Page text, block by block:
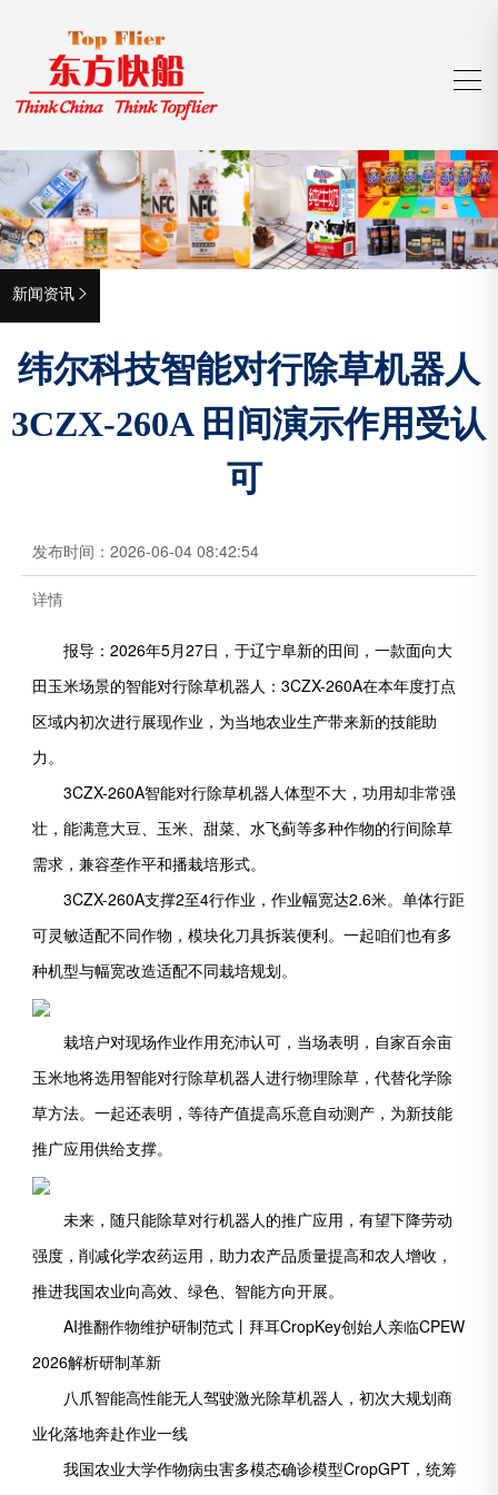
新闻资讯 
纬尔科技智能对行除草机器人
3CZX-260A 田间演示作用受认
可
发布时间： 2026-06-04 08:42:54
详情
报导：2026年5月27日，于辽宁阜新的田间，一款面向大
田玉米场景的智能对行除草机器人：3CZX-260A在本年度打点
区域内初次进行展现作业，为当地农业生产带来新的技能助
力。
3CZX-260A智能对行除草机器人体型不大，功用却非常强
壮，能满意大豆、玉米、甜菜、水飞蓟等多种作物的行间除草
需求，兼容垄作平和播栽培形式。
3CZX-260A支撑2至4行作业，作业幅宽达2.6米。单体行距
可灵敏适配不同作物，模块化刀具拆装便利。一起咱们也有多
种机型与幅宽改造适配不同栽培规划。
栽培户对现场作业作用充沛认可，当场表明，自家百余亩
玉米地将选用智能对行除草机器人进行物理除草，代替化学除
草方法。一起还表明，等待产值提高乐意自动测产，为新技能
推广应用供给支撑。
未来，随只能除草对行机器人的推广应用，有望下降劳动
强度，削减化学农药运用，助力农产品质量提高和农人增收，
推进我国农业向高效、绿色、智能方向开展。
AI推翻作物维护研制范式丨拜耳CropKey创始人亲临CPEW
2026解析研制革新
八爪智能高性能无人驾驶激光除草机器人，初次大规划商
业化落地奔赴作业一线
我国农业大学作物病虫害多模态确诊模型CropGPT，统筹